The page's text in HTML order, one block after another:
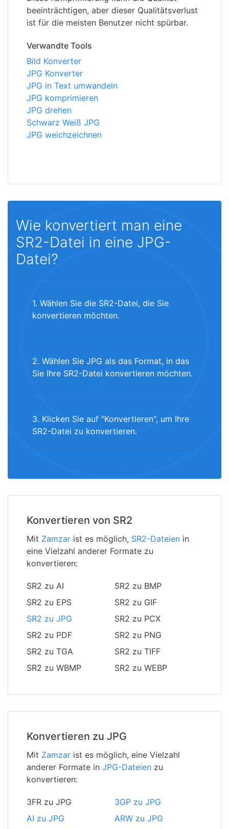
beeinträchtigen, aber dieser Qualitätsverlust
ist für die meisten Benutzer nicht spürbar.
Verwandte Tools
Bild Konverter
JPG Konverter
JPG in Text umwandeln
JPG komprimieren
JPG drehen
Schwarz Weiß JPG
JPG weichzeichnen
Wie konvertiert man eine
SR2-Datei in eine JPG-
Datei?
1. Wählen Sie die SR2-Datei, die Sie
konvertieren möchten.
2. Wählen Sie JPG als das Format, in das
Sie Ihre SR2-Datei konvertieren möchten.
3. Klicken Sie auf "Konvertieren", um Ihre
SR2-Datei zu konvertieren.
Konvertieren von SR2
Mit Zamzar ist es möglich, SR2-Dateien in
eine Vielzahl anderer Formate zu
konvertieren:
SR2 zu AI
SR2 zu BMP
SR2 zu EPS
SR2 zu GIF
SR2 zu JPG
SR2 zu PCX
SR2 zu PDF
SR2 zu PNG
SR2 zu TGA
SR2 zu TIFF
SR2 zu WBMP
SR2 zu WEBP
Konvertieren zu JPG
Mit Zamzar ist es möglich, eine Vielzahl
anderer Formate in JPG-Dateien zu
konvertieren:
3FR zu JPG
3GP zu JPG
AI zu JPG
ARW zu JPG